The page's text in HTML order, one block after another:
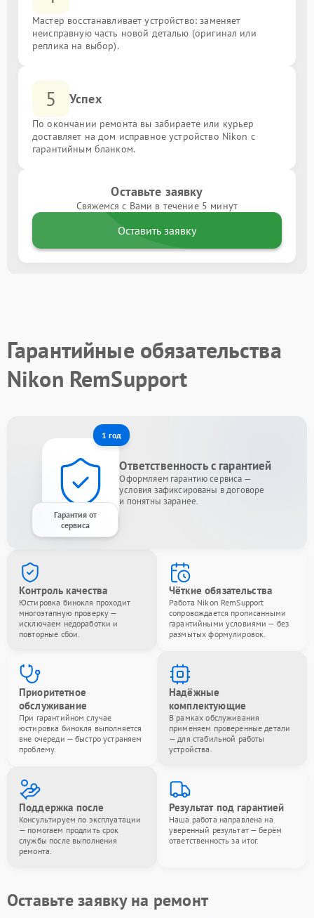
Мастер восстанавливает устройство: заменяет
неисправную часть новой деталью (оригинал или
реплика на выбор).
5 Успех
По окончании ремонта вы забираете или курьер
доставляет на дом исправное устройство Nikon с
гарантийным бланком.
Оставьте заявку
Свяжемся с Вами в течение 5 минут
Оставить заявку
Гарантийные обязательства
Nikon RemSupport
1 год
Гарантия от
сервиса
Ответственность с гарантией
Оформляем гарантию сервиса —
условия зафиксированы в договоре
и понятны заранее.
Контроль качества
Юстировка бинокля проходит
многоэтапную проверку —
исключаем недоработки и
повторные сбои.
Чёткие обязательства
Работа Nikon RemSupport
сопровождается прописанными
гарантийными условиями — без
размытых формулировок.
Приоритетное
обслуживание
При гарантийном случае
юстировка бинокля выполняется
вне очереди — быстро устраняем
проблему.
Надёжные
комплектующие
В рамках обслуживания
применяем проверенные детали
— для стабильной работы
устройства.
Поддержка после
Консультируем по эксплуатации
— помогаем продлить срок
службы после выполнения
ремонта.
Результат под гарантией
Наша работа направлена на
уверенный результат — берём
ответственность за итог.
Оставьте заявку на ремонт